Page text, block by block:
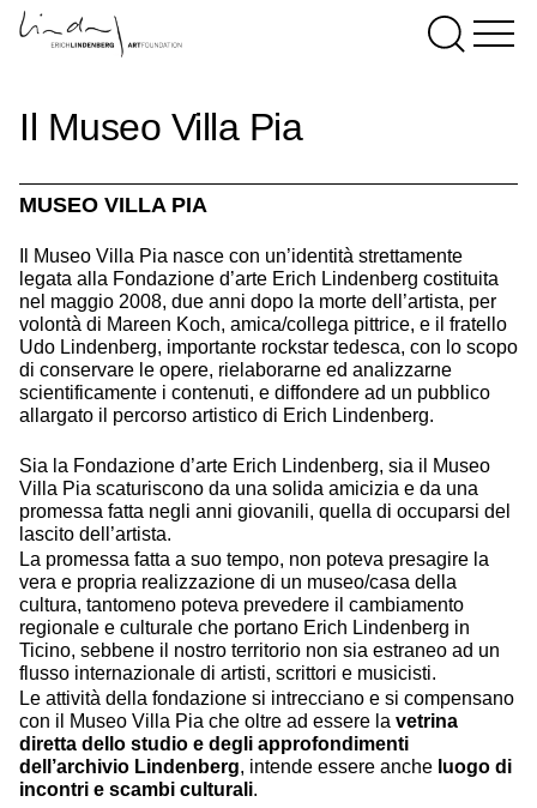
Il Museo Villa Pia
MUSEO VILLA PIA
Il Museo Villa Pia nasce con un’identità strettamente
legata alla Fondazione d’arte Erich Lindenberg costituita
nel maggio 2008, due anni dopo la morte dell’artista, per
volontà di Mareen Koch, amica/collega pittrice, e il fratello
Udo Lindenberg, importante rockstar tedesca, con lo scopo
di conservare le opere, rielaborarne ed analizzarne
scientificamente i contenuti, e diffondere ad un pubblico
allargato il percorso artistico di Erich Lindenberg.
Sia la Fondazione d’arte Erich Lindenberg, sia il Museo
Villa Pia scaturiscono da una solida amicizia e da una
promessa fatta negli anni giovanili, quella di occuparsi del
lascito dell’artista.
La promessa fatta a suo tempo, non poteva presagire la
vera e propria realizzazione di un museo/casa della
cultura, tantomeno poteva prevedere il cambiamento
regionale e culturale che portano Erich Lindenberg in
Ticino, sebbene il nostro territorio non sia estraneo ad un
flusso internazionale di artisti, scrittori e musicisti.
Le attività della fondazione si intrecciano e si compensano
con il Museo Villa Pia che oltre ad essere la vetrina
diretta dello studio e degli approfondimenti
dell’archivio Lindenberg, intende essere anche luogo di
incontri e scambi culturali.